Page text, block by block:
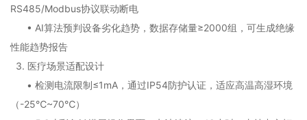
RS485/Modbus协议联动断电
• AI算法预判设备劣化趋势，数据存储量≥2000组，可生成绝缘
性能趋势报告
3. 医疗场景适配设计
• 检测电流限制≤1mA，通过IP54防护认证，适应高温高湿环境
（-25℃~70℃）